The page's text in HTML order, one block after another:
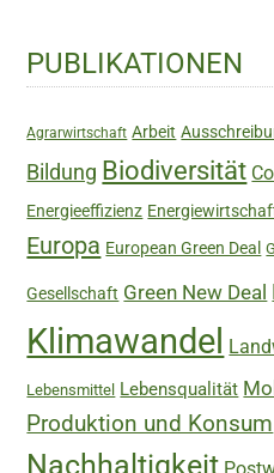
Haupt-
Sidebar
PUBLIKATIONEN
Agrarwirtschaft Arbeit
Bildung Biodiversität
Energieeffizienz
Europa European Green Deal
Gesellschaft Green New Deal
Klimawandel
Lebensmittel Lebensqualität
Produktion und Konsum
Nachhaltigkeit